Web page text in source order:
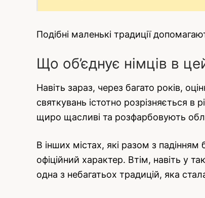
Подібні маленькі традиції
Що об’єднує німців в
Навіть зараз, через багато років,
святкувань істотно розрізняється
щиро щасливі та розфарбовують
В інших містах, які разом з
офіційний характер. Втім, навіть у
одна з небагатьох традицій, яка